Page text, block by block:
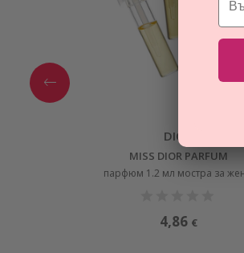
DIOR
MISS DIOR PARFUM
парфюм 1.2 мл мостра за
4,86 €